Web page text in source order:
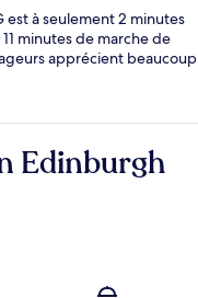
à seulement 2 minutes
minutes de marche de
apprécient beaucoup
Edinburgh